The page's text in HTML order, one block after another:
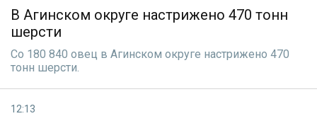
В Агинском округе настрижено 470 тонн
шерсти
Со 180 840 овец в Агинском округе настрижено 470
тонн шерсти.
12:13